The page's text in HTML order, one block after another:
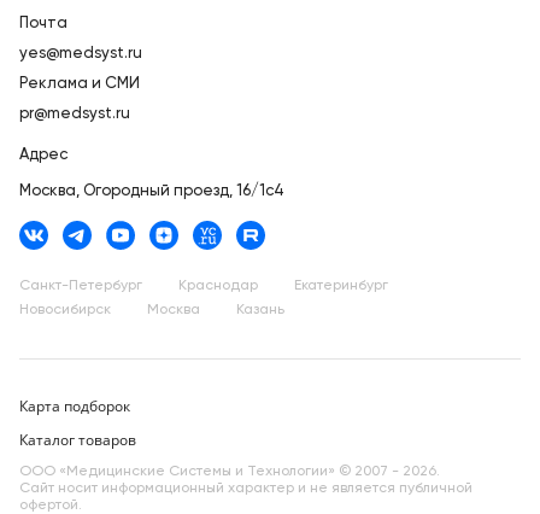
Почта
yes@medsyst.ru
Реклама и СМИ
pr@medsyst.ru
Адрес
Москва, Огородный проезд, 16/1с4
Санкт-Петербург Краснодар
Екатеринбург
Новосибирск
Москва Казань
Карта подборок
Каталог товаров
ООО «Медицинские Системы и Технологии» © 2007 - 2026.
Сайт носит информационный характер и не является публичной
офертой.